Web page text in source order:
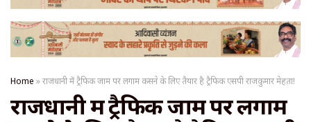
Home »राजधानी में ट्रैफिक जाम पर लगाम कसने के लिए तैयार है ट्रैफिक एसपी राजकुमार मेहता!
राजधानी में ट्रैफिक जाम पर लगाम